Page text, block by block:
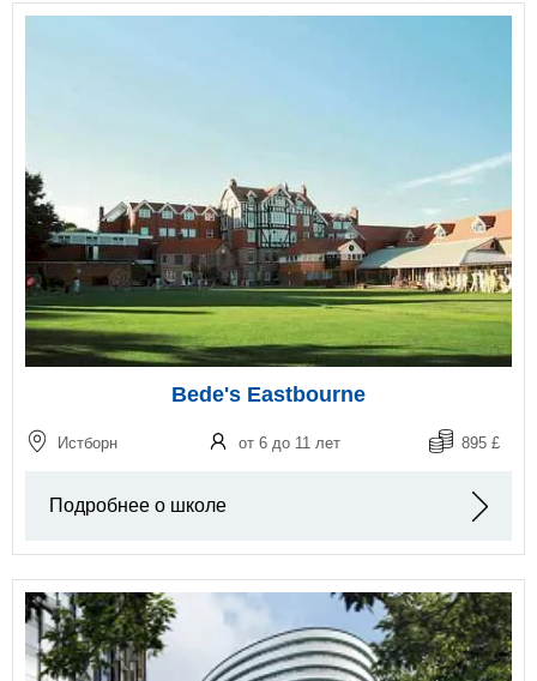
Bede's Eastbourne
Истборн от 6 до 11 лет 895 £
Подробнее о школе